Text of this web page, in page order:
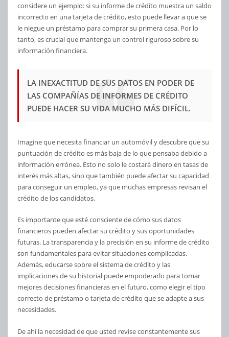
considere un ejemplo: si su informe de crédito muestra un saldo
incorrecto en una tarjeta de crédito, esto puede llevar a que se
le niegue un préstamo para comprar su primera casa. Por lo
tanto, es crucial que mantenga un control riguroso sobre su
información financiera.
LA INEXACTITUD DE SUS DATOS EN PODER DE
LAS COMPAÑÍAS DE INFORMES DE CRÉDITO
PUEDE HACER SU VIDA MUCHO MÁS DIFÍCIL.
Imagine que necesita financiar un automóvil y descubre que su
puntuación de crédito es más baja de lo que pensaba debido a
información errónea. Esto no solo le costará dinero en tasas de
interés más altas, sino que también puede afectar su capacidad
para conseguir un empleo, ya que muchas empresas revisan el
crédito de los candidatos.
Es importante que esté consciente de cómo sus datos
financieros pueden afectar su crédito y sus oportunidades
futuras. La transparencia y la precisión en su informe de crédito
son fundamentales para evitar situaciones complicadas.
Además, educarse sobre el sistema de crédito y las
implicaciones de su historial puede empoderarlo para tomar
mejores decisiones financieras en el futuro, como elegir el tipo
correcto de préstamo o tarjeta de crédito que se adapte a sus
necesidades.
De ahí la necesidad de que usted revise constantemente sus